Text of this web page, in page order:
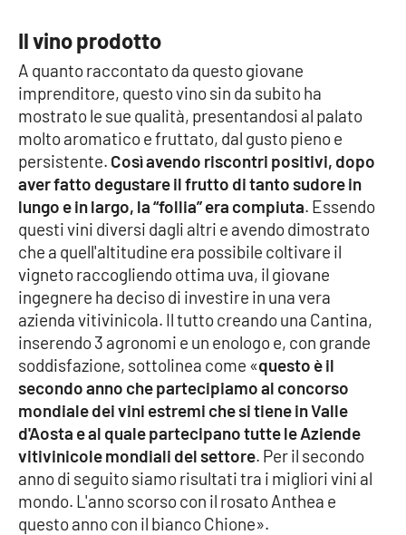
Il vino prodotto
A quanto raccontato da questo giovane
imprenditore, questo vino sin da subito ha
mostrato le sue qualità, presentandosi al palato
molto aromatico e fruttato, dal gusto pieno e
persistente. Così avendo riscontri positivi, dopo
aver fatto degustare il frutto di tanto sudore in
lungo e in largo, la “follia” era compiuta. Essendo
questi vini diversi dagli altri e avendo dimostrato
che a quell'altitudine era possibile coltivare il
vigneto raccogliendo ottima uva, il giovane
ingegnere ha deciso di investire in una vera
azienda vitivinicola. Il tutto creando una Cantina,
inserendo 3 agronomi e un enologo e, con grande
soddisfazione, sottolinea come «questo è il
secondo anno che partecipiamo al concorso
mondiale dei vini estremi che si tiene in Valle
d'Aosta e al quale partecipano tutte le Aziende
vitivinicole mondiali del settore. Per il secondo
anno di seguito siamo risultati tra i migliori vini al
mondo. L'anno scorso con il rosato Anthea e
questo anno con il bianco Chione».